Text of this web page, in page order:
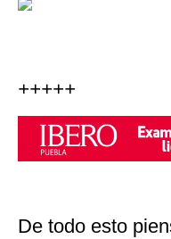
+++++
De todo esto